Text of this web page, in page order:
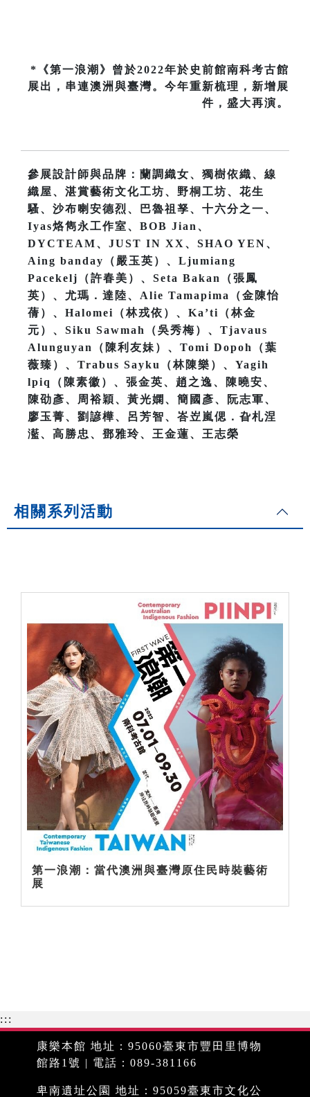
*《第一浪潮》曾於2022年於史前館南科考古館
展出，串連澳洲與臺灣。今年重新梳理，新增展
件，盛大再演。
參展設計師與品牌：蘭調織女、獨樹依織、線
織屋、湛賞藝術文化工坊、野桐工坊、花生
騷、沙布喇安德烈、巴魯祖孥、十六分之一、
Iyas烙雋永工作室、BOB Jian、
DYCTEAM、JUST IN XX、SHAO YEN、
Aing banday（嚴玉英）、Ljumiang
Pacekelj（許春美）、Seta Bakan（張鳳
英）、尤瑪．達陸、Alie Tamapima（金陳怡
蒨）、Halomei（林戎依）、Ka’ti（林金
元）、Siku Sawmah（吳秀梅）、Tjavaus
Alunguyan（陳利友妹）、Tomi Dopoh（葉
薇臻）、Trabus Sayku（林陳樂）、Yagih
lpiq（陳素徽）、張金英、趙之逸、陳曉安、
陳劭彥、周裕穎、黃光嫻、簡國彥、阮志軍、
廖玉菁、劉諺樺、呂芳智、峇岦嵐偲．旮札涅
灆、高勝忠、鄧雅玲、王金蓮、王志榮
相關系列活動
第一浪潮：當代澳洲與臺灣原住民時裝藝術
展
:::
康樂本館 地址：95060臺東市豐田里博物
館路1號 | 電話：089-381166
卑南遺址公園 地址：95059臺東市文化公